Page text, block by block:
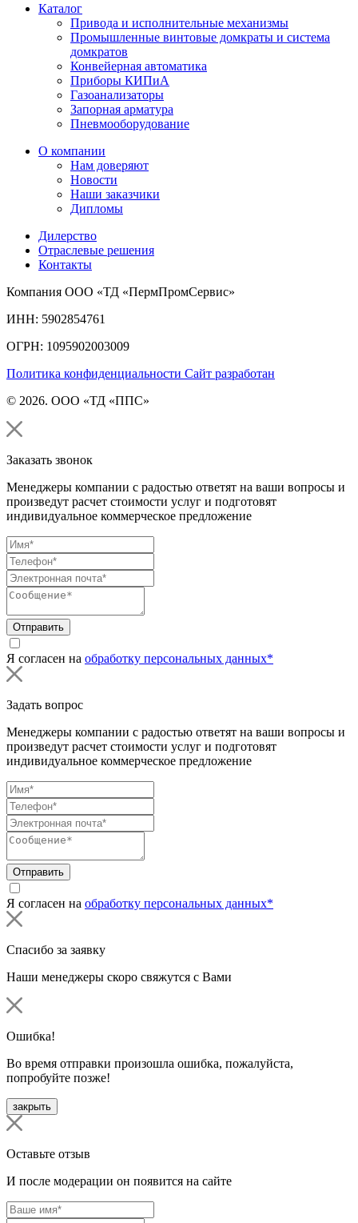
Каталог
Привода и исполнительные механизмы
Промышленные винтовые домкраты и система
домкратов
Конвейерная автоматика
Приборы КИПиА
Газоанализаторы
Запорная арматура
Пневмооборудование
О компании
Нам доверяют
Новости
Наши заказчики
Дипломы
Дилерство
Отраслевые решения
Контакты
Компания ООО «ТД «ПермПромСервис»
ИНН: 5902854761
ОГРН: 1095902003009
Политика конфиденциальности Сайт разработан
© 2026. ООО «ТД «ППС»
Заказать звонок
Менеджеры компании с радостью ответят на ваши вопросы и
произведут расчет стоимости услуг и подготовят
индивидуальное коммерческое предложение
Отправить
Я согласен на обработку персональных данных*
Задать вопрос
Менеджеры компании с радостью ответят на ваши вопросы и
произведут расчет стоимости услуг и подготовят
индивидуальное коммерческое предложение
Отправить
Я согласен на обработку персональных данных*
Спасибо за заявку
Наши менеджеры скоро свяжутся с Вами
Ошибка!
Во время отправки произошла ошибка, пожалуйста,
попробуйте позже!
закрыть
Оставьте отзыв
И после модерации он появится на сайте